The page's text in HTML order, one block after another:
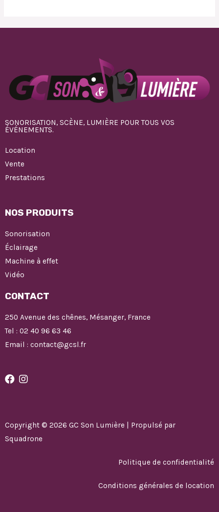
SONORISATION, SCÈNE, LUMIÈRE POUR TOUS VOS
ÉVÉNEMENTS.
Location
Vente
Prestations
NOS PRODUITS
Sonorisation
Éclairage
Machine à effet
Vidéo
CONTACT
250 Avenue des chênes, Mésanger, France
Tel : 02 40 96 63 46
Email : contact@gcsl.fr
Copyright © 2026 GC Son Lumière | Propulsé par
Squadrone
Politique de confidentialité
Conditions générales de location